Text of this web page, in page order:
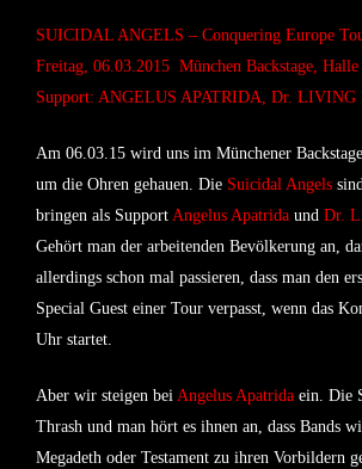
SUICIDAL ANGELS – Conquering Europe
Freitag, 06.03.2015 München Backstage, Halle
Support: ANGELUS APATRIDA, Dr. LIVING
Am 06.03.15 wird uns im Münchener
um die Ohren gehauen. Die Suicidal Angels
bringen als Support Angelus Apatrida und Dr.
Gehört man der arbeitenden Bevölkerung an,
allerdings schon mal passieren, dass man den
Special Guest einer Tour verpasst, wenn das
Uhr startet.
Aber wir steigen bei Angelus Apatrida ein. Die
Thrash und man hört es ihnen an, dass Bands
Megadeth oder Testament zu ihren Vorbildern